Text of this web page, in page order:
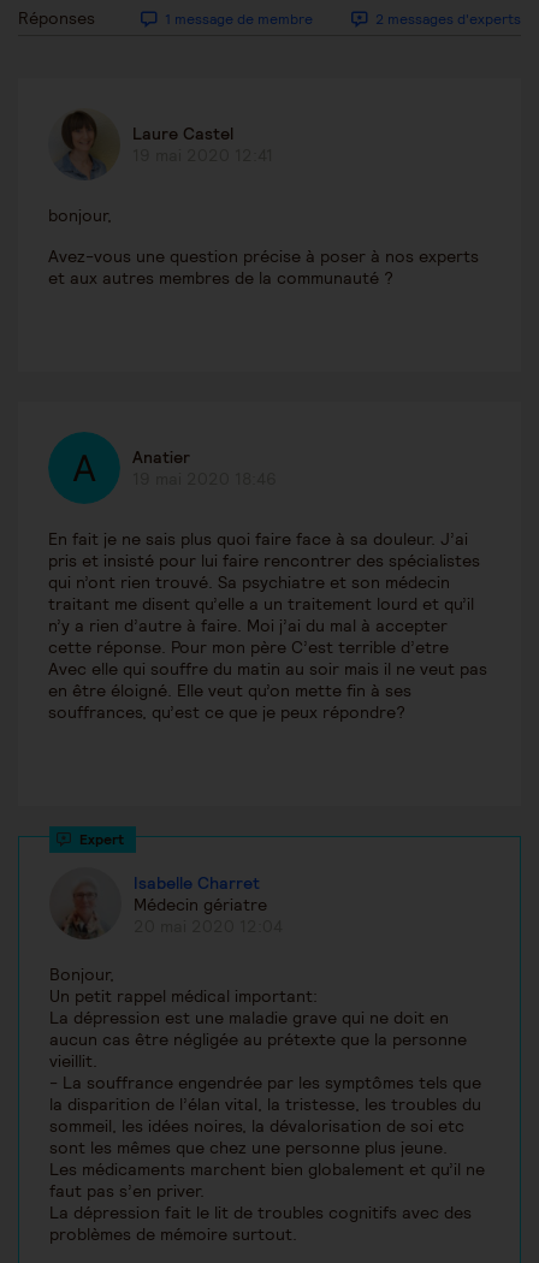
Réponses 1 message de membre 2 messages d'experts
Laure Castel
bonjour,
Avez-vous une question précise à poser à nos experts
et aux autres membres de la communauté ?
Anatier
En fait je ne sais plus quoi faire face à sa douleur. J’ai
pris et insisté pour lui faire rencontrer des spécialistes
qui n’ont rien trouvé. Sa psychiatre et son médecin
traitant me disent qu’elle a un traitement lourd et qu’il
n’y a rien d’autre à faire. Moi j’ai du mal à accepter
cette réponse. Pour mon père C’est terrible d’etre
Avec elle qui souffre du matin au soir mais il ne veut pas
en être éloigné. Elle veut qu’on mette fin à ses
souffrances, qu’est ce que je peux répondre?
Isabelle Charret
Médecin gériatre
Bonjour,
Un petit rappel médical important:
La dépression est une maladie grave qui ne doit en
aucun cas être négligée au prétexte que la personne
vieillit.
- La souffrance engendrée par les symptômes tels que
la disparition de l’élan vital, la tristesse, les troubles du
sommeil, les idées noires, la dévalorisation de soi etc
sont les mêmes que chez une personne plus jeune.
Les médicaments marchent bien globalement et qu’il ne
faut pas s’en priver.
La dépression fait le lit de troubles cognitifs avec des
problèmes de mémoire surtout.